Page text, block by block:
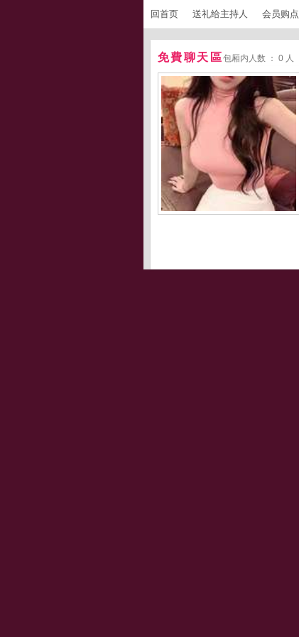
回首页 送礼给主持人 会员购点
免費聊天區包厢内人数 ： 0 人